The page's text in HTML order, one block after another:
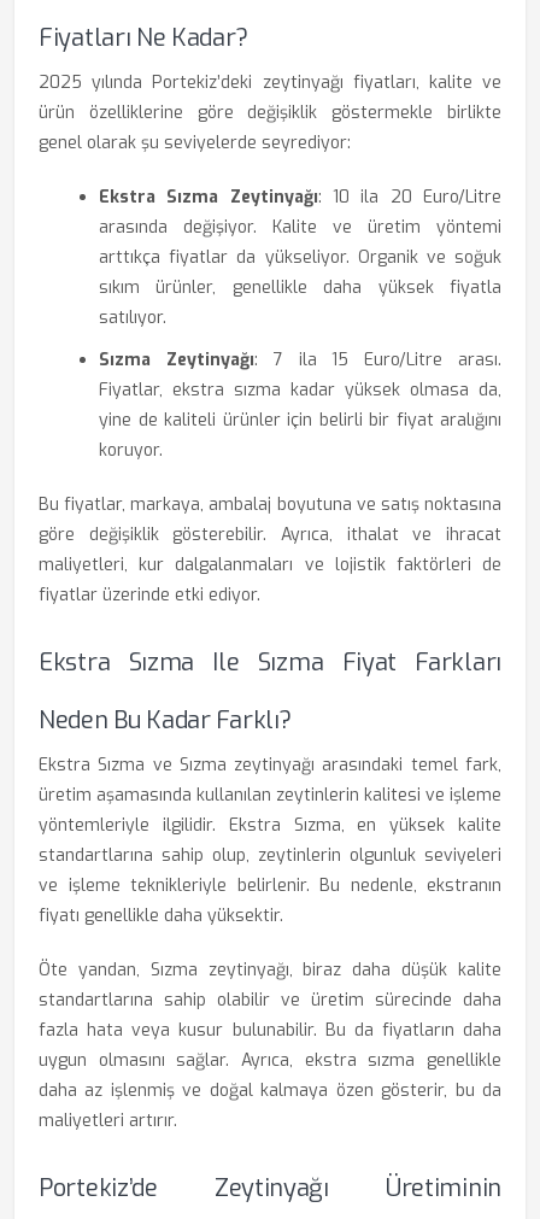
Fiyatları Ne Kadar?
2025 yılında Portekiz’deki zeytinyağı fiyatları, kalite ve
ürün özelliklerine göre değişiklik göstermekle birlikte
genel olarak şu seviyelerde seyrediyor:
Ekstra Sızma Zeytinyağı: 10 ila 20 Euro/Litre
arasında değişiyor. Kalite ve üretim yöntemi
arttıkça fiyatlar da yükseliyor. Organik ve soğuk
sıkım ürünler, genellikle daha yüksek fiyatla
satılıyor.
Sızma Zeytinyağı: 7 ila 15 Euro/Litre arası.
Fiyatlar, ekstra sızma kadar yüksek olmasa da,
yine de kaliteli ürünler için belirli bir fiyat aralığını
koruyor.
Bu fiyatlar, markaya, ambalaj boyutuna ve satış noktasına
göre değişiklik gösterebilir. Ayrıca, ithalat ve ihracat
maliyetleri, kur dalgalanmaları ve lojistik faktörleri de
fiyatlar üzerinde etki ediyor.
Ekstra Sızma Ile Sızma Fiyat Farkları
Neden Bu Kadar Farklı?
Ekstra Sızma ve Sızma zeytinyağı arasındaki temel fark,
üretim aşamasında kullanılan zeytinlerin kalitesi ve işleme
yöntemleriyle ilgilidir. Ekstra Sızma, en yüksek kalite
standartlarına sahip olup, zeytinlerin olgunluk seviyeleri
ve işleme teknikleriyle belirlenir. Bu nedenle, ekstranın
fiyatı genellikle daha yüksektir.
Öte yandan, Sızma zeytinyağı, biraz daha düşük kalite
standartlarına sahip olabilir ve üretim sürecinde daha
fazla hata veya kusur bulunabilir. Bu da fiyatların daha
uygun olmasını sağlar. Ayrıca, ekstra sızma genellikle
daha az işlenmiş ve doğal kalmaya özen gösterir, bu da
maliyetleri artırır.
Portekiz’de Zeytinyağı Üretiminin